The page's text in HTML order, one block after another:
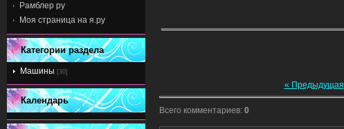
Рамблер ру
Моя страница на я.ру
Категории раздела
Машины [30]
Календарь
« Предыдущая
Всего комментариев: 0